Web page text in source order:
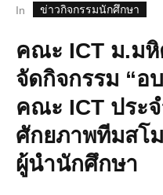
In
ข่าวกิจกรรมนักศึกษา
คณะ ICT ม.มหิ
จัดกิจกรรม “อ
คณะ ICT ประจ
ศักยภาพทีมสโ
ผู้นำนักศึกษา